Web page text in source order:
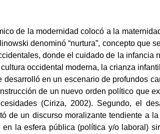
de la modernidad colocó a la
denominó “nurtura”, concepto que
donde el cuidado de la
occidental moderna, la crianza
en un escenario de profundos
de un nuevo orden político que
(Ciriza, 2002). Segundo, el
de un discurso moralizante tendiente a
la esfera pública (política y/o laboral)